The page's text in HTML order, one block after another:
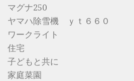
マグナ250
ヤマハ除雪機 ｙｔ６６０
ワークライト
住宅
子どもと共に
家庭菜園